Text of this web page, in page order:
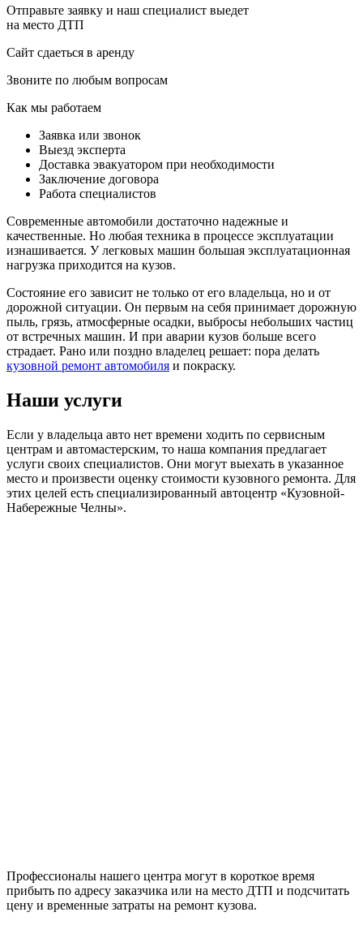
Отправьте заявку и наш специалист выедет
на место ДТП
Сайт сдаеться в аренду
Звоните по любым вопросам
Как мы работаем
Заявка или звонок
Выезд эксперта
Доставка эвакуатором при необходимости
Заключение договора
Работа специалистов
Современные автомобили достаточно надежные и
качественные. Но любая техника в процессе эксплуатации
изнашивается. У легковых машин большая эксплуатационная
нагрузка приходится на кузов.
Состояние его зависит не только от его владельца, но и от
дорожной ситуации. Он первым на себя принимает дорожную
пыль, грязь, атмосферные осадки, выбросы небольших частиц
от встречных машин. И при аварии кузов больше всего
страдает. Рано или поздно владелец решает: пора делать
кузовной ремонт автомобиля и покраску.
Наши услуги
Если у владельца авто нет времени ходить по сервисным
центрам и автомастерским, то наша компания предлагает
услуги своих специалистов. Они могут выехать в указанное
место и произвести оценку стоимости кузовного ремонта. Для
этих целей есть специализированный автоцентр «Кузовной-
Набережные Челны».
Профессионалы нашего центра могут в короткое время
прибыть по адресу заказчика или на место ДТП и подсчитать
цену и временные затраты на ремонт кузова.